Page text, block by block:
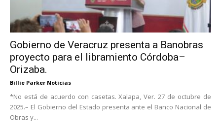
Gobierno de Veracruz presenta a Banobras
proyecto para el libramiento Córdoba–
Orizaba.
Billie Parker Noticias
*No está de acuerdo con casetas. Xalapa, Ver. 27 de octubre de
2025.– El Gobierno del Estado presenta ante el Banco Nacional de
Obras y...